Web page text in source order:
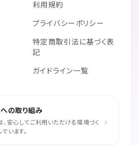
利用規約
プライバシーポリシー
特定商取引法に基づく表
記
ガイドライン一覧
の取り組み
安心してご利用いただける環境づく
います。
›